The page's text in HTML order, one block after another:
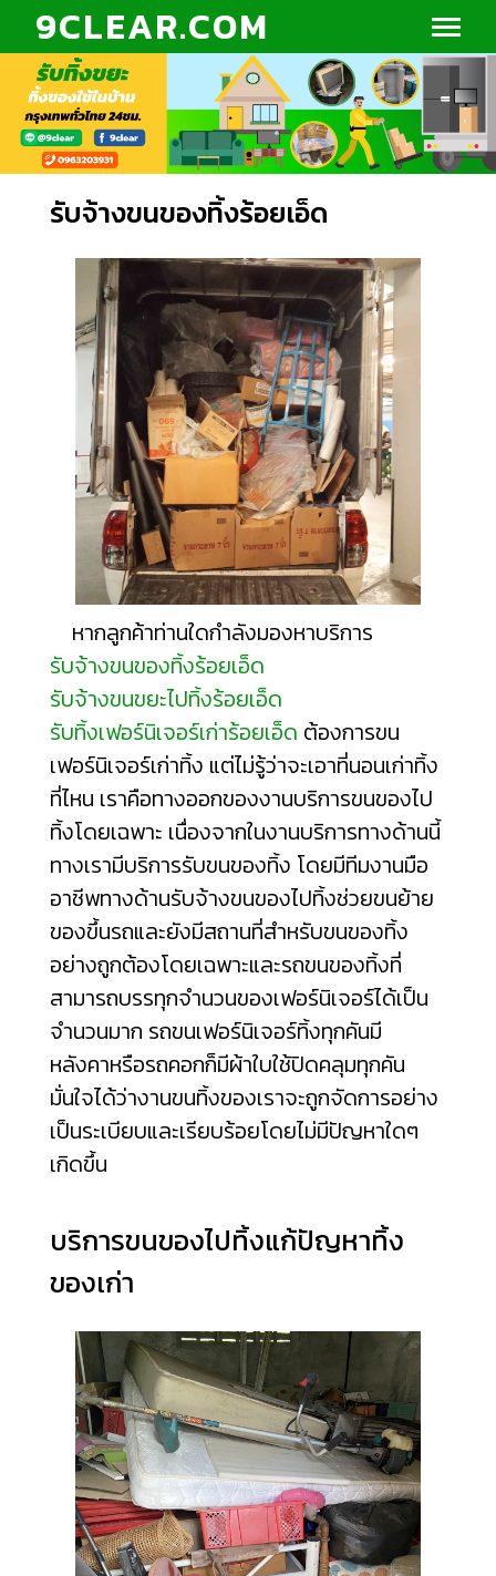
9CLEAR.COM
รับจ้างขนของทิ้งร้อยเอ็ด
หากลูกค้าท่านใดกำลังมองหาบริการ
รับจ้างขนของทิ้งร้อยเอ็ด
รับจ้างขนขยะไปทิ้งร้อยเอ็ด
รับทิ้งเฟอร์นิเจอร์เก่าร้อยเอ็ด ต้องการขน
เฟอร์นิเจอร์เก่าทิ้ง แต่ไม่รู้ว่าจะเอาที่นอนเก่าทิ้ง
ที่ไหน เราคือทางออกของงานบริการขนของไป
ทิ้งโดยเฉพาะ เนื่องจากในงานบริการทางด้านนี้
ทางเรามีบริการรับขนของทิ้ง โดยมีทีมงานมือ
อาชีพทางด้านรับจ้างขนของไปทิ้งช่วยขนย้าย
ของขึ้นรถและยังมีสถานที่สำหรับขนของทิ้ง
อย่างถูกต้องโดยเฉพาะและรถขนของทิ้งที่
สามารถบรรทุกจำนวนของเฟอร์นิเจอร์ได้เป็น
จำนวนมาก รถขนเฟอร์นิเจอร์ทิ้งทุกคันมี
หลังคาหรือรถคอกก็มีผ้าใบใช้ปิดคลุมทุกคัน
มั่นใจได้ว่างานขนทิ้งของเราจะถูกจัดการอย่าง
เป็นระเบียบและเรียบร้อยโดยไม่มีปัญหาใดๆ
เกิดขึ้น
บริการขนของไปทิ้งแก้ปัญหาทิ้ง
ของเก่า